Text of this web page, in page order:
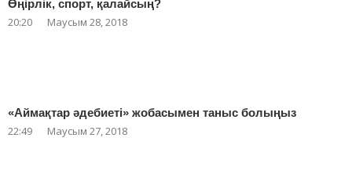
Өңірлік, спорт, қалайсың?
20:20 Маусым 28, 2018
«Аймақтар әдебиеті» жобасымен таныс болыңыз
22:49 Маусым 27, 2018